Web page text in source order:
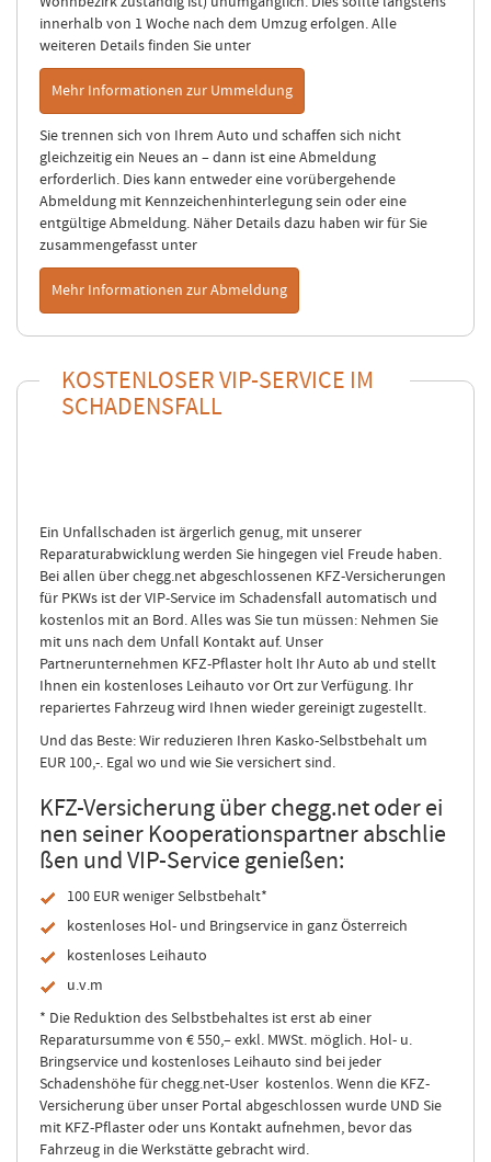
innerhalb von 1 Woche nach dem Umzug erfolgen. Alle
weiteren Details finden Sie unter
Mehr Informationen zur Ummeldung
Sie trennen sich von Ihrem Auto und schaffen sich nicht
gleichzeitig ein Neues an – dann ist eine Abmeldung
erforderlich. Dies kann entweder eine vorübergehende
Abmeldung mit Kennzeichenhinterlegung sein oder eine
entgültige Abmeldung. Näher Details dazu haben wir für Sie
zusammengefasst unter
Mehr Informationen zur Abmeldung
KOSTENLOSER VIP-SERVICE IM
SCHADENSFALL
Ein Unfallschaden ist ärgerlich genug, mit unserer
Reparaturabwicklung werden Sie hingegen viel Freude haben.
Bei allen über chegg.net abgeschlossenen KFZ-Versicherungen
für PKWs ist der VIP-Service im Schadensfall automatisch und
kostenlos mit an Bord. Alles was Sie tun müssen: Nehmen Sie
mit uns nach dem Unfall Kontakt auf. Unser
Partnerunternehmen KFZ-Pflaster holt Ihr Auto ab und stellt
Ihnen ein kostenloses Leihauto vor Ort zur Verfügung. Ihr
repariertes Fahrzeug wird Ihnen wieder gereinigt zugestellt.
Und das Beste: Wir reduzieren Ihren Kasko-Selbstbehalt um
EUR 100,-. Egal wo und wie Sie versichert sind.
KFZ-Versicherung über chegg.net oder ei
nen seiner Kooperationspartner abschlie
ßen und VIP-Service genießen:
100 EUR weniger Selbstbehalt*
kostenloses Hol- und Bringservice in ganz Österreich
kostenloses Leihauto
u.v.m
* Die Reduktion des Selbstbehaltes ist erst ab einer
Reparatursumme von € 550,– exkl. MWSt. möglich. Hol- u.
Bringservice und kostenloses Leihauto sind bei jeder
Schadenshöhe für chegg.net-User kostenlos. Wenn die KFZ-
Versicherung über unser Portal abgeschlossen wurde UND Sie
mit KFZ-Pflaster oder uns Kontakt aufnehmen, bevor das
Fahrzeug in die Werkstätte gebracht wird.